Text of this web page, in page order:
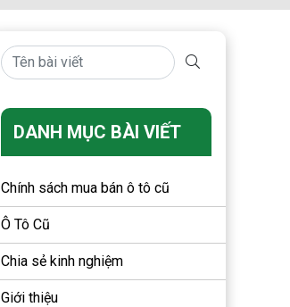
DANH MỤC BÀI VIẾT
Chính sách mua bán ô tô cũ
Ô Tô Cũ
Chia sẻ kinh nghiệm
Giới thiệu